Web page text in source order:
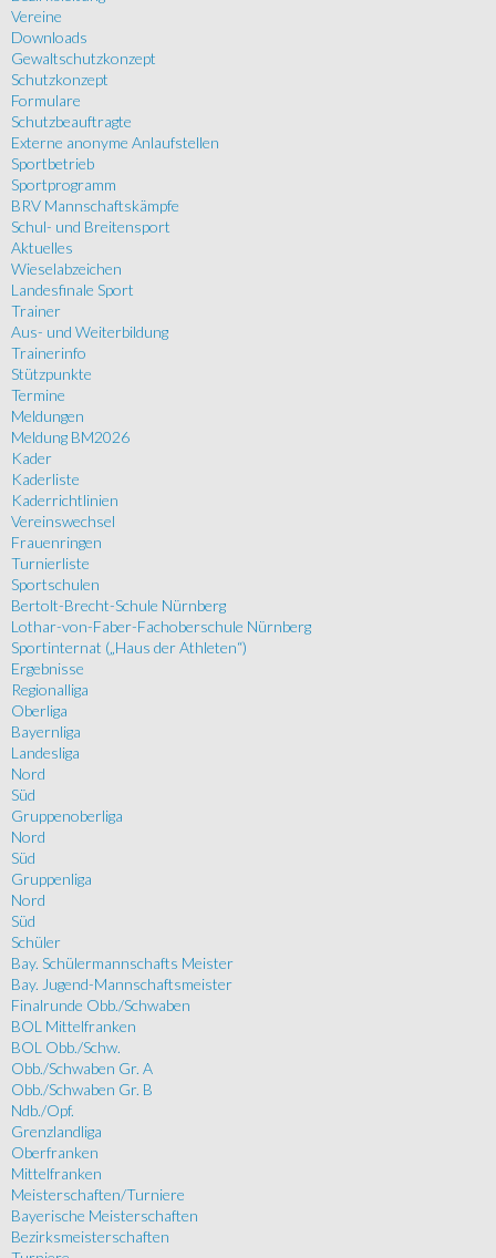
Vereine
Downloads
Gewaltschutzkonzept
Schutzkonzept
Formulare
Schutzbeauftragte
Externe anonyme Anlaufstellen
Sportbetrieb
Sportprogramm
BRV Mannschaftskämpfe
Schul- und Breitensport
Aktuelles
Wieselabzeichen
Landesfinale Sport
Trainer
Aus- und Weiterbildung
Trainerinfo
Stützpunkte
Termine
Meldungen
Meldung BM2026
Kader
Kaderliste
Kaderrichtlinien
Vereinswechsel
Frauenringen
Turnierliste
Sportschulen
Bertolt-Brecht-Schule Nürnberg
Lothar-von-Faber-Fachoberschule Nürnberg
Sportinternat („Haus der Athleten“)
Ergebnisse
Regionalliga
Oberliga
Bayernliga
Landesliga
Nord
Süd
Gruppenoberliga
Nord
Süd
Gruppenliga
Nord
Süd
Schüler
Bay. Schülermannschafts Meister
Bay. Jugend-Mannschaftsmeister
Finalrunde Obb./Schwaben
BOL Mittelfranken
BOL Obb./Schw.
Obb./Schwaben Gr. A
Obb./Schwaben Gr. B
Ndb./Opf.
Grenzlandliga
Oberfranken
Mittelfranken
Meisterschaften/Turniere
Bayerische Meisterschaften
Bezirksmeisterschaften